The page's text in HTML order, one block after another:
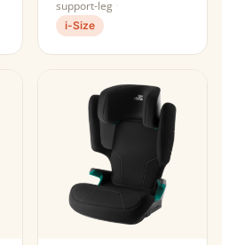
support-leg
i-Size